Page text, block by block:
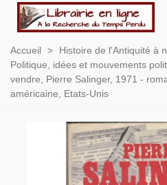
Accueil > Histoire de l'Antiquité à
Politique, idées et mouvements
vendre, Pierre Salinger, 1971 -
américaine, Etats-Unis